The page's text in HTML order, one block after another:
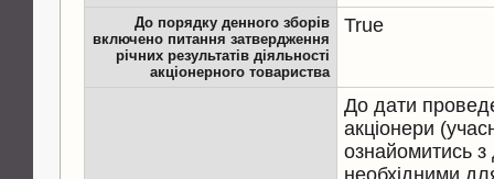
До порядку денного зборів
включено питання затвердження
річних результатів діяльності
акціонерного товариства
True
До дати
акціонери
ознайомитись
необхідними